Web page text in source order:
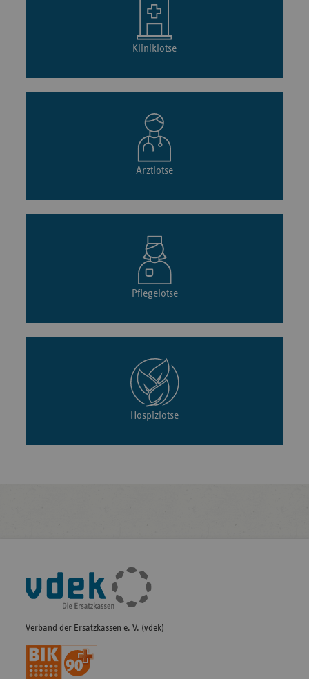
Kliniklotse
Arztlotse
Pflegelotse
Hospizlotse
Fußleisten-
Navigation
Verband der Ersatzkassen e. V. (vdek)